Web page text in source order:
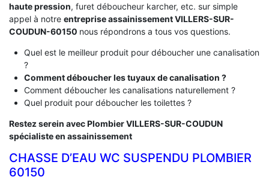
haute pression, furet déboucheur karcher, etc. sur simple
appel à notre entreprise assainissement VILLERS-SUR-
COUDUN-60150 nous répondrons a tous vos questions.
Quel est le meilleur produit pour déboucher une canalisation
?
Comment déboucher les tuyaux de canalisation ?
Comment déboucher les canalisations naturellement ?
Quel produit pour déboucher les toilettes ?
Restez serein avec Plombier VILLERS-SUR-COUDUN
spécialiste en assainissement
CHASSE D’EAU WC SUSPENDU PLOMBIER
60150